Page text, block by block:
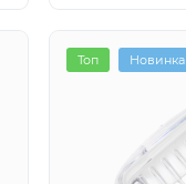
Топ Новинка